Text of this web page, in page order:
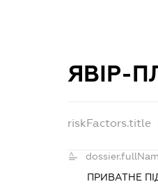
ЯВІР-
riskFactors.title
ПРИВАТНЕ